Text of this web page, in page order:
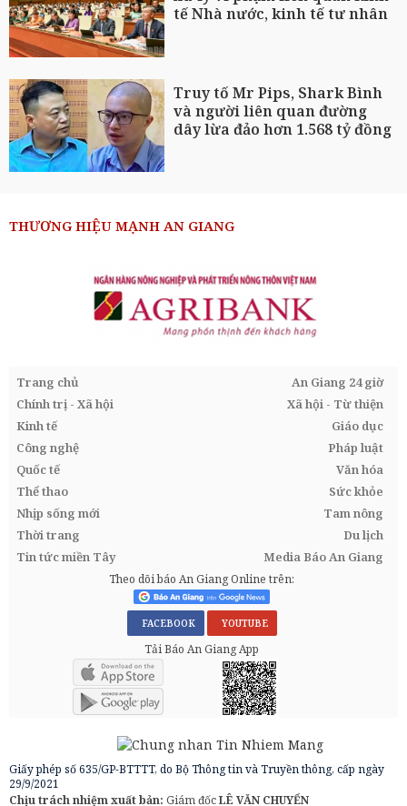
tế Nhà nước, kinh tế tư nhân
Truy tố Mr Pips, Shark Bình
và người liên quan đường
dây lừa đảo hơn 1.568 tỷ đồng
THƯƠNG HIỆU MẠNH AN GIANG
Trang chủ
An Giang 24 giờ
Chính trị - Xã hội
Xã hội - Từ thiện
Kinh tế
Giáo dục
Công nghệ
Pháp luật
Quốc tế
Văn hóa
Thể thao
Sức khỏe
Nhịp sống mới
Tam nông
Thời trang
Du lịch
Tin tức miền Tây
Media Báo An Giang
Theo dõi báo An Giang Online trên:
FACEBOOK YOUTUBE
Tải Báo An Giang App
Giấy phép số 635/GP-BTTTT, do Bộ Thông tin và Truyền thông, cấp ngày
29/9/2021
Chịu trách nhiệm xuất bản: Giám đốcLÊ VĂN CHUYỂN